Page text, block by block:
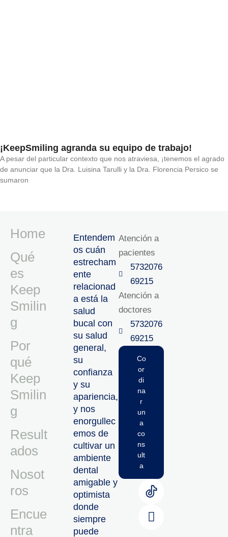
¡KeepSmiling agranda su equipo de trabajo!
A pesar del particular contexto que nos atraviesa, ¡tenemos el agrado
de anunciar que la Dra. Luisina Tarulli y la Dra. Florencia Persico se
sumaron
Home
Qué
es
Keep
Smilin
g
Por
qué
Keep
Smilin
g
Result
ados
Nosot
ros
Encue
ntra
Entendem
os cuán
estrecham
ente
relacionad
a está la
salud
bucal con
su salud
general,
su
confianza
y su
apariencia,
y nos
enorgullec
emos de
cultivar un
ambiente
dental
amigable y
optimista
donde
siempre
puede
Atención a
pacientes
5732076
69215‬
Atención a
doctores
5732076
69215‬
Co
or
di
na
r
un
a
co
ns
ult
a